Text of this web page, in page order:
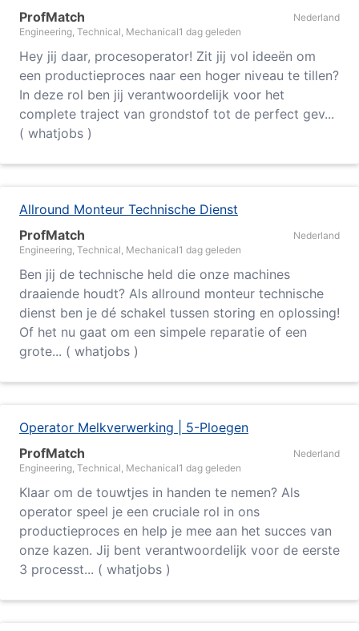
ProfMatch
Nederland
Engineering, Technical, Mechanical1 dag geleden
Hey jij daar, procesoperator! Zit jij vol ideeën om
een productieproces naar een hoger niveau te tillen?
In deze rol ben jij verantwoordelijk voor het
complete traject van grondstof tot de perfect gev...
( whatjobs )
Allround Monteur Technische Dienst
ProfMatch
Nederland
Engineering, Technical, Mechanical1 dag geleden
Ben jij de technische held die onze machines
draaiende houdt? Als allround monteur technische
dienst ben je dé schakel tussen storing en oplossing!
Of het nu gaat om een simpele reparatie of een
grote... ( whatjobs )
Operator Melkverwerking | 5-Ploegen
ProfMatch
Nederland
Engineering, Technical, Mechanical1 dag geleden
Klaar om de touwtjes in handen te nemen? Als
operator speel je een cruciale rol in ons
productieproces en help je mee aan het succes van
onze kazen. Jij bent verantwoordelijk voor de eerste
3 processt... ( whatjobs )